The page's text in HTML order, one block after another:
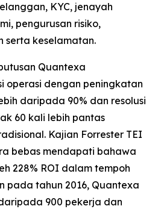
KYC, jenayah
pengurusan risiko,
serta keselamatan.
Quantexa
operasi dengan peningkatan
daripada 90% dan resolusi
60 kali lebih pantas
Kajian Forrester TEI
bebas mendapati bahawa
228% ROI dalam tempoh
pada tahun 2016, Quantexa
900 pekerja dan